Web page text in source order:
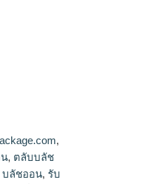
บลัช
,
, ตลับบลัช
บลัชออน, รับ